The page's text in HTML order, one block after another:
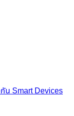
น Smart Devices